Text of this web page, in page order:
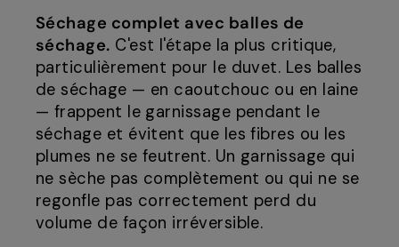
Séchage complet avec balles de
séchage. C'est l'étape la plus critique,
particulièrement pour le duvet. Les balles
de séchage — en caoutchouc ou en laine
— frappent le garnissage pendant le
séchage et évitent que les fibres ou les
plumes ne se feutrent. Un garnissage qui
ne sèche pas complètement ou qui ne se
regonfle pas correctement perd du
volume de façon irréversible.